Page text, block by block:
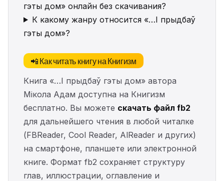
гэты дом» онлайн без скачивания?
К какому жанру относится «…І прыдбаў
гэты дом»?
📲 Как читать книгу на Книгизм
Книга «…І прыдбаў гэты дом» автора
Мікола Адам доступна на Книгизм
бесплатно. Вы можете скачать файл fb2
для дальнейшего чтения в любой читалке
(FBReader, Cool Reader, AlReader и других)
на смартфоне, планшете или электронной
книге. Формат fb2 сохраняет структуру
глав, иллюстрации, оглавление и